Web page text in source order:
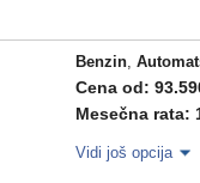
Benzin,
Cena od:
Mesečna rata:
Vidi još opcija